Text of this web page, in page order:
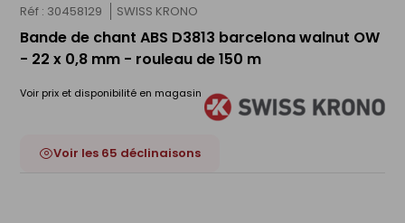
Réf : 30458129 SWISS KRONO
Bande de chant ABS D3813 barcelona walnut OW
- 22 x 0,8 mm - rouleau de 150 m
Voir prix et disponibilité en magasin
Voir les 65 déclinaisons